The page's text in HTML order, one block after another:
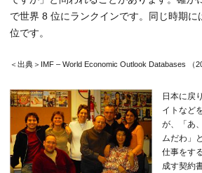
で世界 8 位にランクインです。同じ時期
位です。
＜出典＞IMF – World Economic Outlook Databases （
日本に戻
イトなど
が、「あ
ムだわ」
仕事をす
成す契約